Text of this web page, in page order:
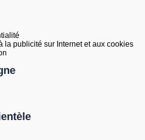
la publicité sur Internet et aux cookies